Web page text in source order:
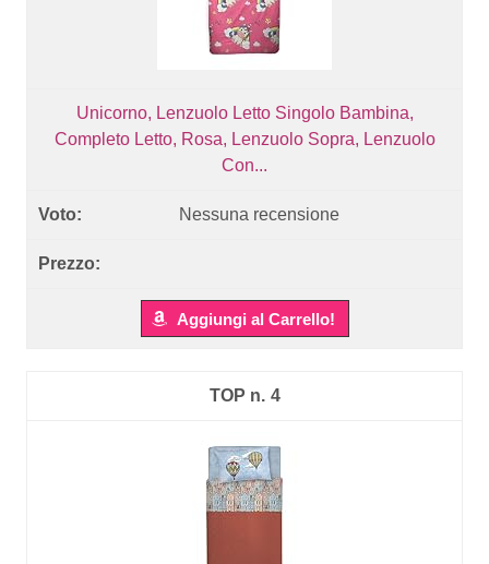
Unicorno, Lenzuolo Letto Singolo Bambina,
Completo Letto, Rosa, Lenzuolo Sopra, Lenzuolo
Con...
Nessuna recensione
Aggiungi al Carrello!
4